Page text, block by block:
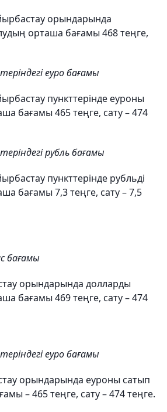
орындарында
орташа бағамы 468 теңге,
еуро бағамы
пункттерінде еуроны
бағамы 465 теңге, сату – 474
рубль бағамы
пункттерінде рубльді
бағамы 7,3 теңге, сату – 7,5
бағамы
орындарында долларды
бағамы 469 теңге, сату – 474
еуро бағамы
орындарында еуроны сатып
– 465 теңге, сату – 474 теңге.